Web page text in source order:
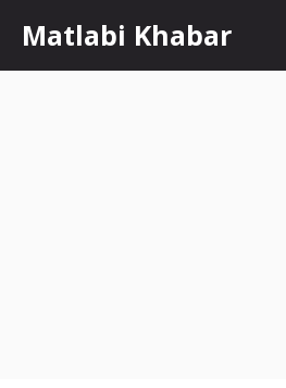
content
Matlabi Khabar